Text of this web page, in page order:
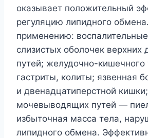
оказывает положительный
регуляцию липидного
применению:
слизистых оболочек верхних
путей; желудочно-кишечного
гастриты, колиты; язвенная
и двенадцатиперстной
мочевыводящих путей —
избыточная масса тела,
липидного обмена.